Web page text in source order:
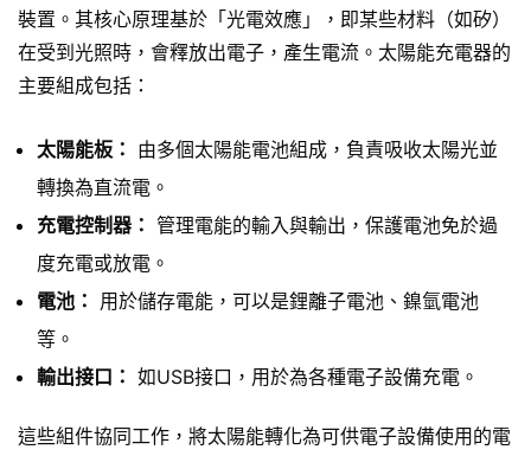
裝置。其核心原理基於「光電效應」，即某些材料（如矽）
在受到光照時，會釋放出電子，產生電流。太陽能充電器的
主要組成包括：
太陽能板： 由多個太陽能電池組成，負責吸收太陽光並
轉換為直流電。
充電控制器： 管理電能的輸入與輸出，保護電池免於過
度充電或放電。
電池： 用於儲存電能，可以是鋰離子電池、鎳氫電池
等。
輸出接口： 如USB接口，用於為各種電子設備充電。
這些組件協同工作，將太陽能轉化為可供電子設備使用的電